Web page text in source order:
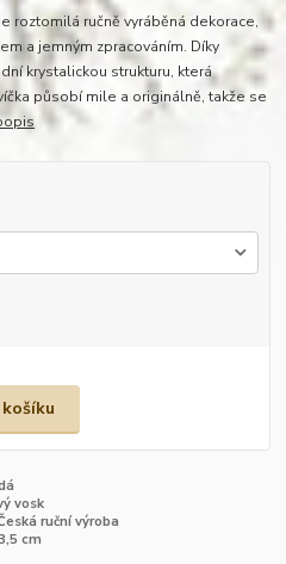
roztomilá ručně vyráběná dekorace,
a jemným zpracováním. Díky
krystalickou strukturu, která
působí mile a originálně, takže se
vosk
ruční výroba
cm